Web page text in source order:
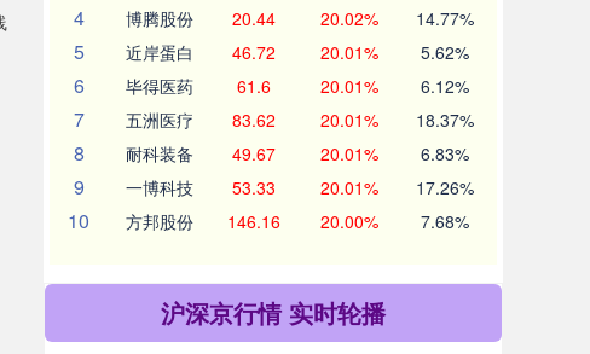
4 博腾股份 20.44 20.02% 14.77%
5 近岸蛋白 46.72 20.01% 5.62%
6 毕得医药 61.6 20.01% 6.12%
7 五洲医疗 83.62 20.01% 18.37%
8 耐科装备 49.67 20.01% 6.83%
9 一博科技 53.33 20.01% 17.26%
10 方邦股份 146.16 20.00% 7.68%
沪深京行情 实时轮播